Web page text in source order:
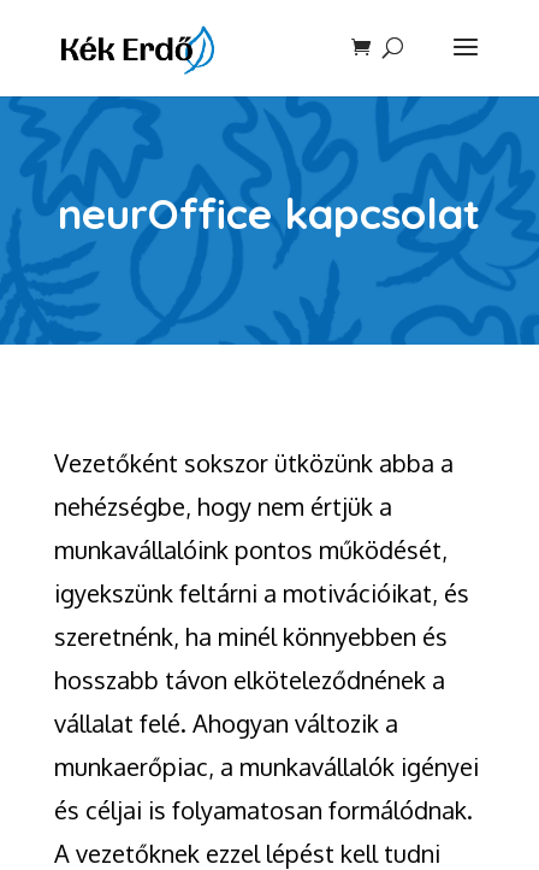
neurOffice kapcsolat
Vezetőként sokszor ütközünk abba a
nehézségbe, hogy nem értjük a
munkavállalóink pontos működését,
igyekszünk feltárni a motivációikat, és
szeretnénk, ha minél könnyebben és
hosszabb távon elköteleződnének a
vállalat felé. Ahogyan változik a
munkaerőpiac, a munkavállalók igényei
és céljai is folyamatosan formálódnak.
A vezetőknek ezzel lépést kell tudni